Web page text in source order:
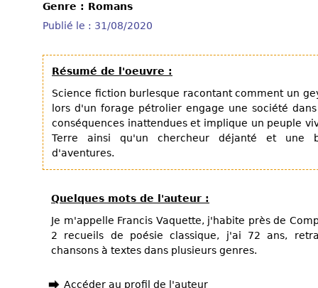
Genre : Romans
Publié le : 31/08/2020
Résumé de l'oeuvre :
Science fiction burlesque racontant comment un
lors d'un forage pétrolier engage une société
conséquences inattendues et implique un peuple
Terre ainsi qu'un chercheur déjanté et une
d'aventures.
Quelques mots de l'auteur :
Je m'appelle Francis Vaquette, j'habite près de
2 recueils de poésie classique, j'ai 72 ans,
chansons à textes dans plusieurs genres.
Accéder au profil de l'auteur